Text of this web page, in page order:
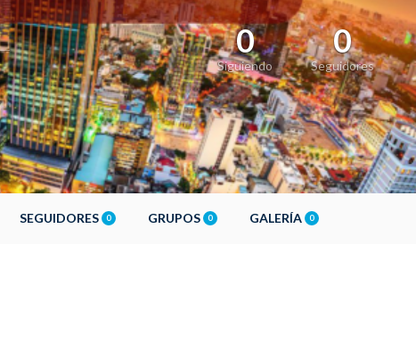
0
Siguiendo
0
Seguidores
SEGUIDORES 0 GRUPOS 0 GALERÍA 0